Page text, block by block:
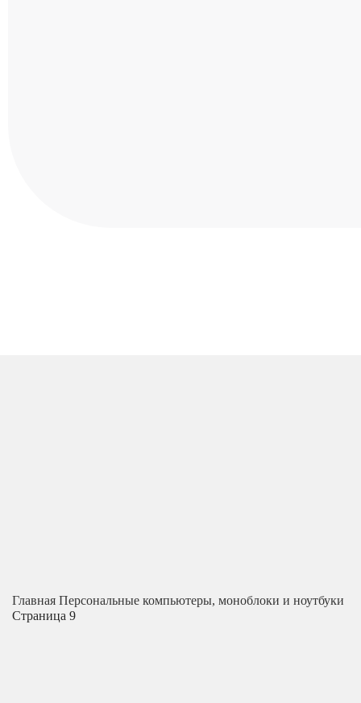
Главная Персональные компьютеры, моноблоки и ноутбуки
Страница 9